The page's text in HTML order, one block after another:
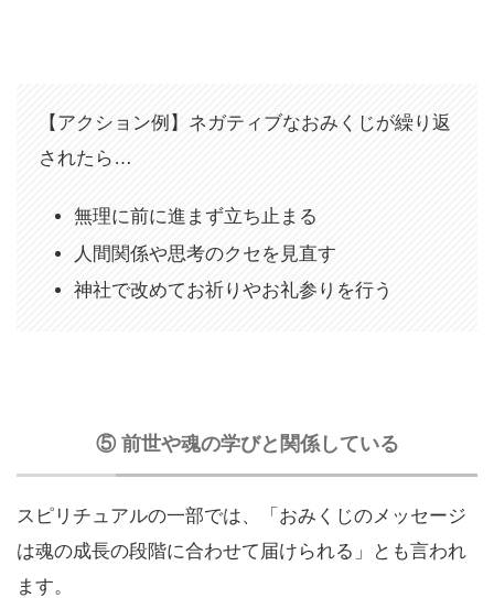
【アクション例】ネガティブなおみくじが繰り返
されたら…
無理に前に進まず立ち止まる
人間関係や思考のクセを見直す
神社で改めてお祈りやお礼参りを行う
⑤ 前世や魂の学びと関係している
スピリチュアルの一部では、「おみくじのメッセージ
は魂の成長の段階に合わせて届けられる」とも言われ
ます。